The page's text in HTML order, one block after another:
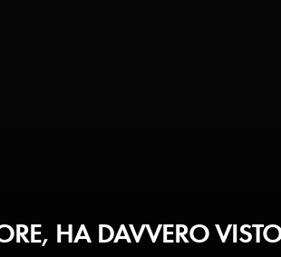
HA DAVVERO